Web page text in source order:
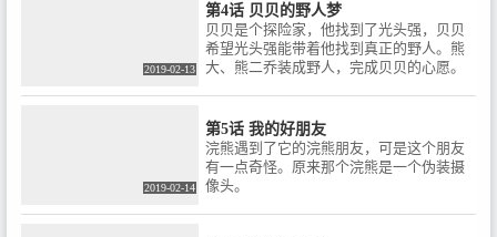
2019-02-13
第4话 贝贝的野人梦
贝贝是个探险家，他找到了光头强，贝贝
希望光头强能带着他找到真正的野人。熊
大、熊二乔装成野人，完成贝贝的心愿。
2019-02-14
第5话 我的好朋友
浣熊遇到了它的浣熊朋友，可是这个朋友
有一点奇怪。原来那个浣熊是一个伪装摄
像头。